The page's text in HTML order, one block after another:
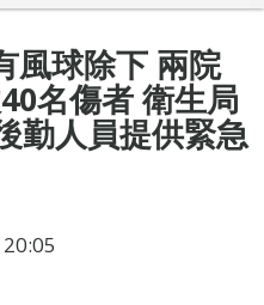
風球除下 兩院
名傷者 衛生局
勤人員提供緊急